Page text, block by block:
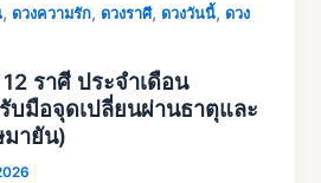
,ดวงความรัก,ดวงราศี,ดวงวันนี้,ดวง
ราศี ประจำเดือน
บมือจุดเปลี่ยนผ่านธาตุและ
ายัน)